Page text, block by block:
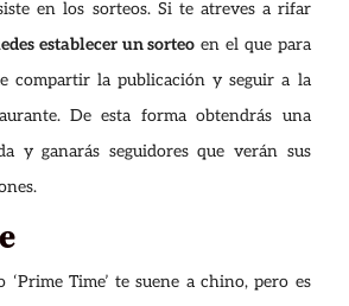
en los sorteos. Si te atreves a rifar
establecer un sorteo en el que para
compartir la publicación y seguir a la
De esta forma obtendrás una
y ganarás seguidores que verán sus
‘Prime Time’ te suene a chino, pero es